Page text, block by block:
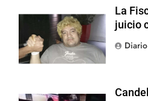
La
juicio